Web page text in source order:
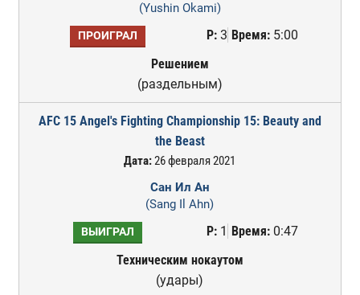
(Yushin Okami)
ПРОИГРАЛ Р:3 Время:5:00
Решением
(раздельным)
AFC 15 Angel's Fighting Championship 15: Beauty and
the Beast
Дата:26 февраля 2021
Сан Ил Ан
(Sang Il Ahn)
ВЫИГРАЛ Р:1 Время:0:47
Техническим нокаутом
(удары)